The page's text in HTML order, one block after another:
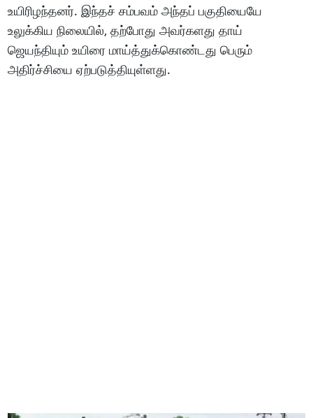
உயிரிழந்தனர். இந்தச் சம்பவம் அந்தப் பகுதியையே
உலுக்கிய நிலையில், தற்போது அவர்களது தாய்
ஜெயந்தியும் உயிரை மாய்த்துக்கொண்டது பெரும்
அதிர்ச்சியை ஏற்படுத்தியுள்ளது.